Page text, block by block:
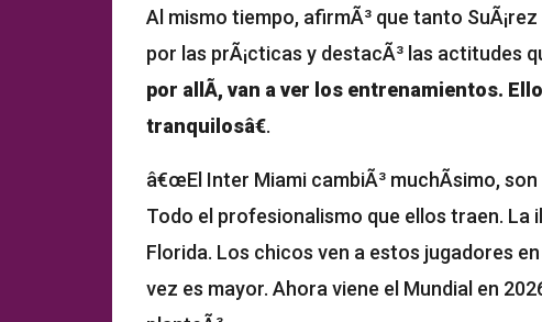
Al mismo tiempo, afirmÃ³ que tanto
por las prÃ¡cticas y destacÃ³ las actitudes
por allÃ­, van a ver los entrenamientos.
tranquilosâ€.
â€œEl Inter Miami cambiÃ³ muchÃ­simo,
Todo el profesionalismo que ellos traen. La
Florida. Los chicos ven a estos jugadores
vez es mayor. Ahora viene el Mundial en